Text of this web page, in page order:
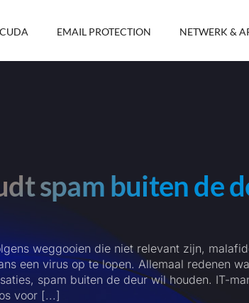
EMAIL PROTECTION NETWERK &
spam buiten de
weggooien die niet relevant zijn,
een virus op te lopen. Allemaal redenen
spam buiten de deur wil houden. IT-
voor [...]